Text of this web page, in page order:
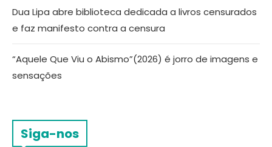
Dua Lipa abre biblioteca dedicada a livros censurados
e faz manifesto contra a censura
“Aquele Que Viu o Abismo”(2026) é jorro de imagens e
sensações
Siga-nos